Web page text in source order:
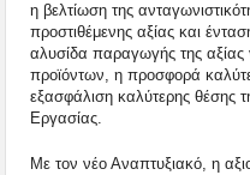
η βελτίωση της
προστιθέμενης αξίας και
αλυσίδα παραγωγής της
προϊόντων, η προσφορά
εξασφάλιση καλύτερης θέσης
Εργασίας.
Με τον νέο Αναπτυξιακό, η